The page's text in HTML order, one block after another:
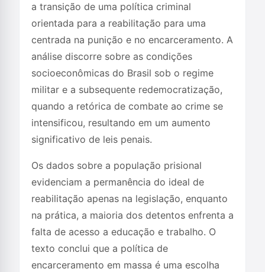
a transição de uma política criminal
orientada para a reabilitação para uma
centrada na punição e no encarceramento. A
análise discorre sobre as condições
socioeconômicas do Brasil sob o regime
militar e a subsequente redemocratização,
quando a retórica de combate ao crime se
intensificou, resultando em um aumento
significativo de leis penais.
Os dados sobre a população prisional
evidenciam a permanência do ideal de
reabilitação apenas na legislação, enquanto
na prática, a maioria dos detentos enfrenta a
falta de acesso a educação e trabalho. O
texto conclui que a política de
encarceramento em massa é uma escolha